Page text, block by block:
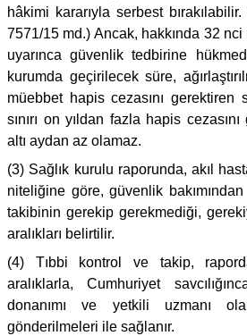
hâkimi kararıyla serbest
7571/15 md.) Ancak, hakkında 32 nci
uyarınca güvenlik tedbirine
kurumda geçirilecek süre,
müebbet hapis cezasını gerektiren
sınırı on yıldan fazla hapis
altı aydan az olamaz.
(3) Sağlık kurulu raporunda, akıl
niteliğine göre, güvenlik
takibinin gerekip gerekmediği,
aralıkları belirtilir.
(4) Tıbbi kontrol ve takip,
aralıklarla, Cumhuriyet
donanımı ve yetkili uzmanı
gönderilmeleri ile sağlanır.